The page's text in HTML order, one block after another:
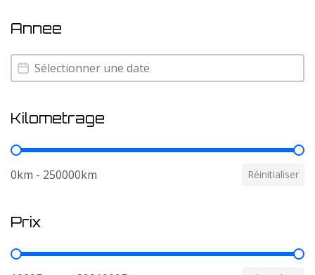
Annee
Annee
Annee
Kilometrage
Kilometrage
0km - 250000km Réinitialiser
Prix
Prix